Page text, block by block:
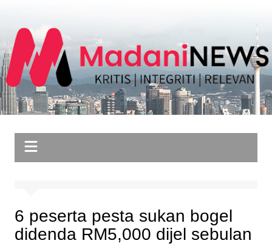
content
6 peserta pesta sukan bogel
didenda RM5,000 dijel sebulan